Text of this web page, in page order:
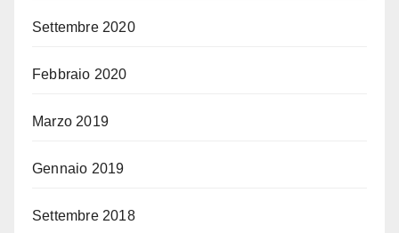
Settembre 2020
Febbraio 2020
Marzo 2019
Gennaio 2019
Settembre 2018